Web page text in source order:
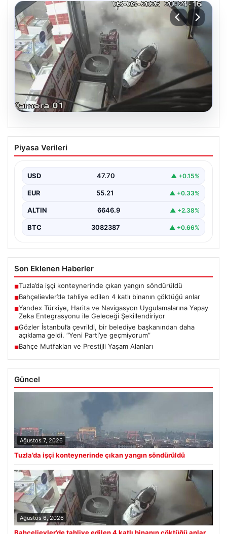
06.08.2026
Bahçelievler’de tahliye edilen 4 katlı
binanın çöktüğü anlar
Detayları ve Güvenlik Önlemleri", "content": "İstanbul'un
Bahçelievler…
Piyasa Verileri
USD 47.70 ▲ +0.15%
EUR 55.21 ▲ +0.33%
ALTIN 6646.9 ▲ +2.38%
BTC 3082387 ▲ +0.66%
Son Eklenen Haberler
■Tuzla’da işçi konteynerinde çıkan yangın söndürüldü
■Bahçelievler’de tahliye edilen 4 katlı binanın çöktüğü anlar
■Yandex Türkiye, Harita ve Navigasyon Uygulamalarına Yapay
Zeka Entegrasyonu ile Geleceği Şekillendiriyor
■Gözler İstanbul’a çevrildi, bir belediye başkanından daha
açıklama geldi. “Yeni Parti’ye geçmiyorum”
■Bahçe Mutfakları ve Prestijli Yaşam Alanları
Güncel
Ağustos 7, 2026
Tuzla’da işçi konteynerinde çıkan yangın söndürüldü
Ağustos 6, 2026